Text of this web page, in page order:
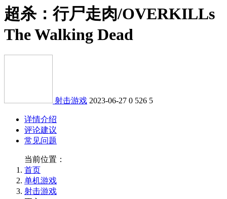
超杀：行尸走肉/OVERKILLs
The Walking Dead
射击游戏 2023-06-27 0 526 5
详情介绍
评论建议
常见问题
当前位置：
首页
单机游戏
射击游戏